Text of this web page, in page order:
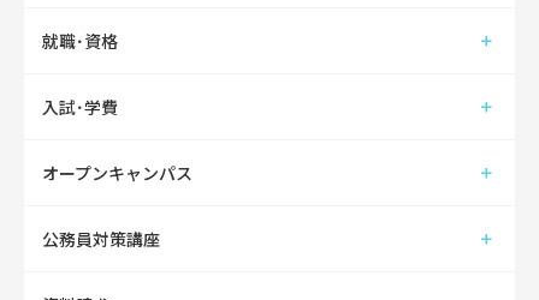
就職･資格
入試･学費
オープンキャンパス
公務員対策講座